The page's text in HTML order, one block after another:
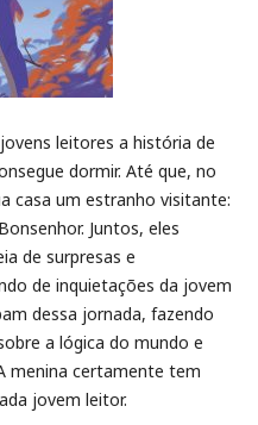
leitores a história de
dormir. Até que, no
casa um estranho visitante:
Juntos, eles
de surpresas e
de inquietações da jovem
dessa jornada, fazendo
a lógica do mundo e
menina certamente tem
jovem leitor.